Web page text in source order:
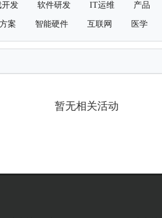
开发 软件研发 IT运维 产品
案 智能硬件 互联网 医学
暂无相关活动